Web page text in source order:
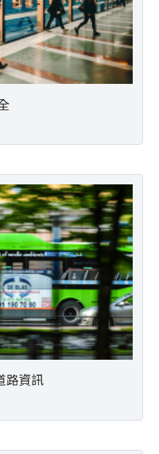
路資訊